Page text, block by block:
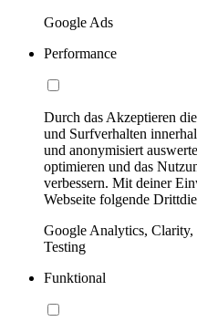
Google Ads
Performance
Durch das Akzeptieren
und Surfverhalten
und anonymisiert
optimieren und das
verbessern. Mit deiner
Webseite folgende
Google Analytics,
Testing
Funktional